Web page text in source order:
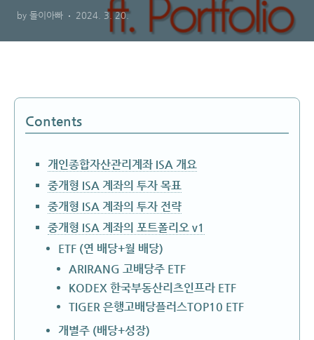
by 돌이아빠 2024. 3. 20.
Contents
개인종합자산관리계좌 ISA 개요
중개형 ISA 계좌의 투자 목표
중개형 ISA 계좌의 투자 전략
중개형 ISA 계좌의 포트폴리오 v1
ETF (연 배당+월 배당)
ARIRANG 고배당주 ETF
KODEX 한국부동산리츠인프라 ETF
TIGER 은행고배당플러스TOP10 ETF
개별주 (배당+성장)